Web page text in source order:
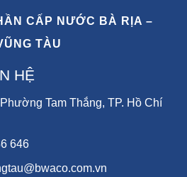
CẤP NƯỚC BÀ RỊA –
TÀU
HỆ
Tam Thắng, TP. Hồ Chí
646